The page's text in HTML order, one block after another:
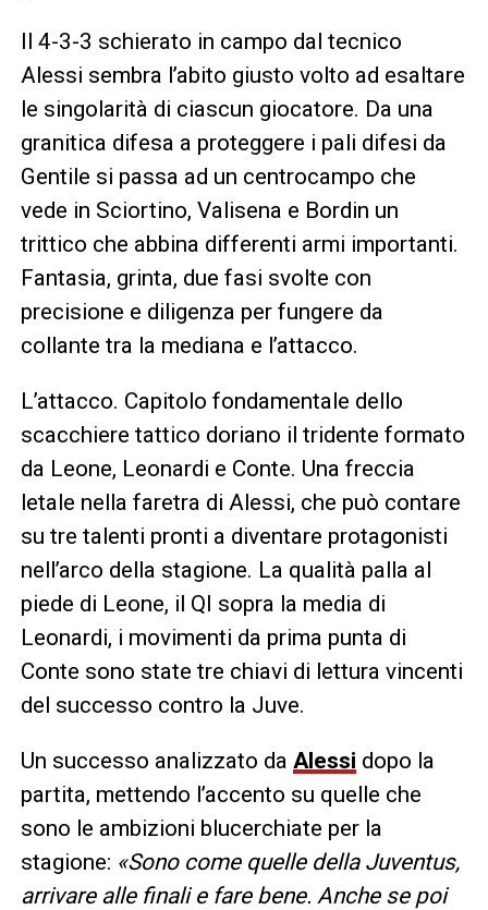
Il 4-3-3 schierato in campo dal tecnico
Alessi sembra l’abito giusto volto ad esaltare
le singolarità di ciascun giocatore. Da una
granitica difesa a proteggere i pali difesi da
Gentile si passa ad un centrocampo che
vede in Sciortino, Valisena e Bordin un
trittico che abbina differenti armi importanti.
Fantasia, grinta, due fasi svolte con
precisione e diligenza per fungere da
collante tra la mediana e l’attacco.
L’attacco. Capitolo fondamentale dello
scacchiere tattico doriano il tridente formato
da Leone, Leonardi e Conte. Una freccia
letale nella faretra di Alessi, che può contare
su tre talenti pronti a diventare protagonisti
nell’arco della stagione. La qualità palla al
piede di Leone, il QI sopra la media di
Leonardi, i movimenti da prima punta di
Conte sono state tre chiavi di lettura vincenti
del successo contro la Juve.
Un successo analizzato da Alessi dopo la
partita, mettendo l’accento su quelle che
sono le ambizioni blucerchiate per la
stagione: «Sono come quelle della Juventus,
arrivare alle finali e fare bene. Anche se poi